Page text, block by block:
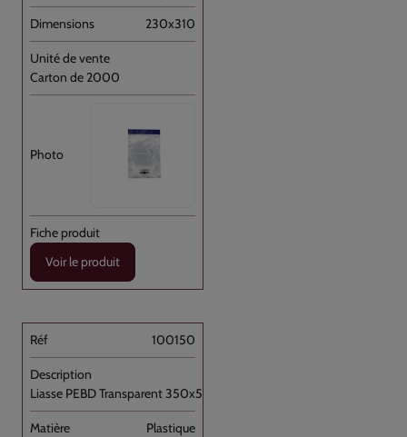
230x310
Carton de 2000
Voir le produit
100150
Liasse PEBD Transparent 350x500+P [...]
Plastique